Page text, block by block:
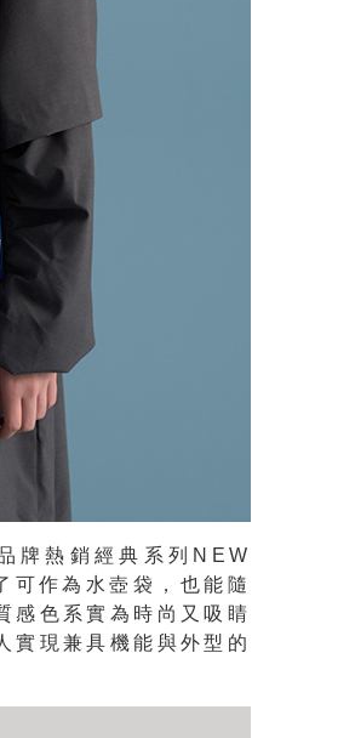
牌熱銷經典系列NEW
可作為水壺袋，也能隨
感色系實為時尚又吸睛
實現兼具機能與外型的